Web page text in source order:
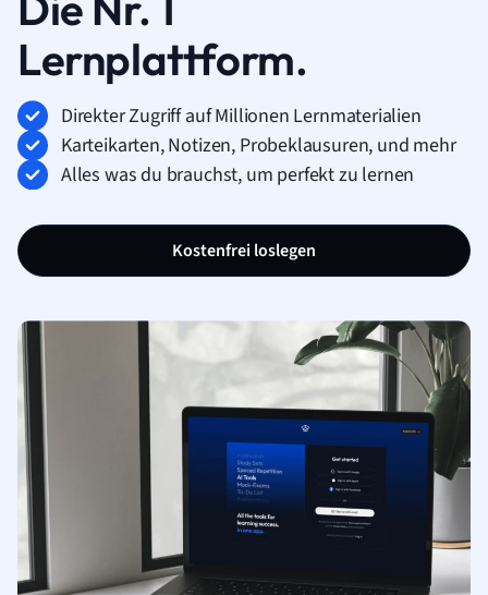
Lernplattform.
Direkter Zugriff auf Millionen Lernmaterialien
Karteikarten, Notizen, Probeklausuren, und mehr
Alles was du brauchst, um perfekt zu lernen
Kostenfrei loslegen